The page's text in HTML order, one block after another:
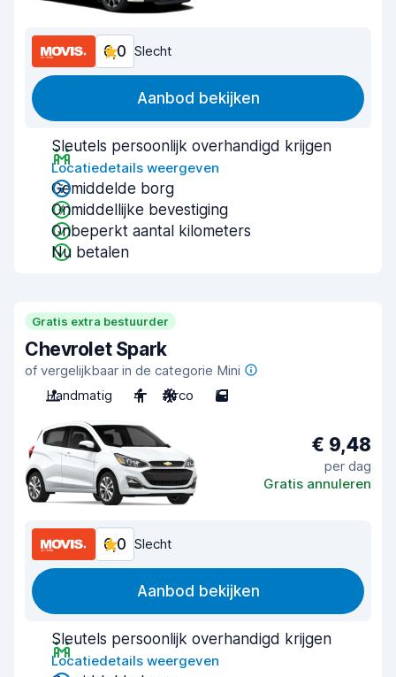
6,0 Slecht
Aanbod bekijken
Sleutels persoonlijk overhandigd krijgen
Locatiedetails weergeven
Gemiddelde borg
Onmiddellijke bevestiging
Onbeperkt aantal kilometers
Nu betalen
Gratis extra bestuurder
Chevrolet Spark
of vergelijkbaar in de categorie Mini
Handmatig
4 Airco 5
€ 9,48
per dag
Gratis annuleren
6,0 Slecht
Aanbod bekijken
Sleutels persoonlijk overhandigd krijgen
Locatiedetails weergeven